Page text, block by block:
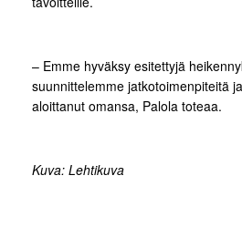
– Emme hyväksy esitettyjä
suunnittelemme jatkotoimenpiteitä
aloittanut omansa, Palola toteaa.
Kuva: Lehtikuva